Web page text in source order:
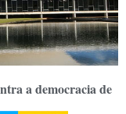
a democracia de